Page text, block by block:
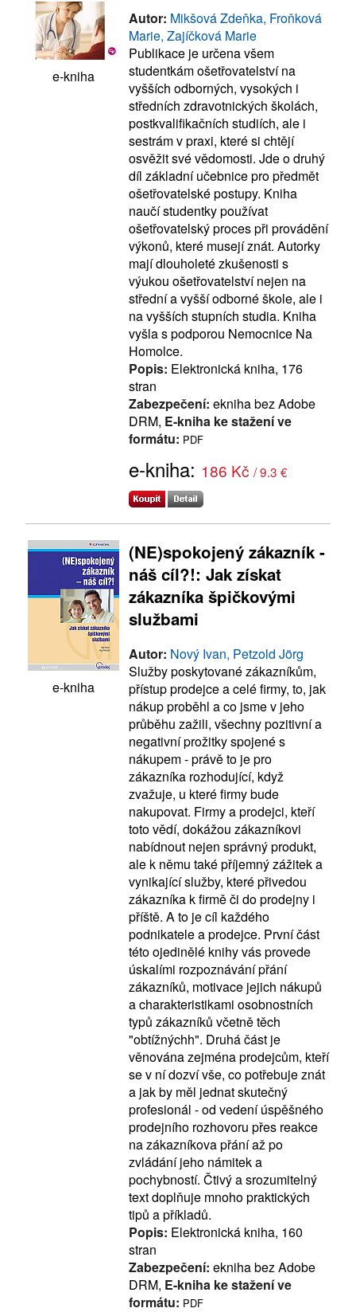
e-kniha
Autor: Mikšová Zdeňka, Froňková
Marie, Zajíčková Marie
Publikace je určena všem
studentkám ošetřovatelství na
vyšších odborných, vysokých i
středních zdravotnických školách,
postkvalifikačních studiích, ale i
sestrám v praxi, které si chtějí
osvěžit své vědomosti. Jde o druhý
díl základní učebnice pro předmět
ošetřovatelské postupy. Kniha
naučí studentky používat
ošetřovatelský proces při provádění
výkonů, které musejí znát. Autorky
mají dlouholeté zkušenosti s
výukou ošetřovatelství nejen na
střední a vyšší odborné škole, ale i
na vyšších stupních studia. Kniha
vyšla s podporou Nemocnice Na
Homolce.
Popis: Elektronická kniha, 176
stran
Zabezpečení: ekniha bez Adobe
DRM, E-kniha ke stažení ve
formátu: PDF
e-kniha: 186 Kč / 9.3 €
e-kniha
(NE)spokojený zákazník -
náš cíl?!: Jak získat
zákazníka špičkovými
službami
Autor: Nový Ivan, Petzold Jörg
Služby poskytované zákazníkům,
přístup prodejce a celé firmy, to, jak
nákup proběhl a co jsme v jeho
průběhu zažili, všechny pozitivní a
negativní prožitky spojené s
nákupem - právě to je pro
zákazníka rozhodující, když
zvažuje, u které firmy bude
nakupovat. Firmy a prodejci, kteří
toto vědí, dokážou zákazníkovi
nabídnout nejen správný produkt,
ale k němu také příjemný zážitek a
vynikající služby, které přivedou
zákazníka k firmě či do prodejny i
příště. A to je cíl každého
podnikatele a prodejce. První část
této ojedinělé knihy vás provede
úskalími rozpoznávání přání
zákazníků, motivace jejich nákupů
a charakteristikami osobnostních
typů zákazníků včetně těch
"obtížnýchh". Druhá část je
věnována zejména prodejcům, kteří
se v ní dozví vše, co potřebuje znát
a jak by měl jednat skutečný
profesionál - od vedení úspěšného
prodejního rozhovoru přes reakce
na zákazníkova přání až po
zvládání jeho námitek a
pochybností. Čtivý a srozumitelný
text doplňuje mnoho praktických
tipů a příkladů.
Popis: Elektronická kniha, 160
stran
Zabezpečení: ekniha bez Adobe
DRM, E-kniha ke stažení ve
formátu: PDF